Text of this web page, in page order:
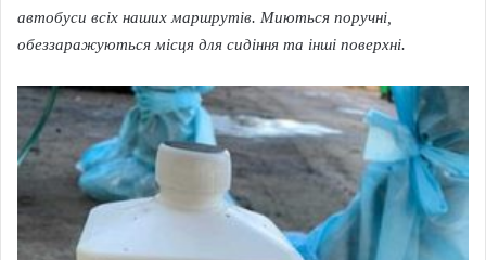
автобуси всіх наших маршрутів. Миються поручні,
обеззаражуються місця для сидіння та інші поверхні.